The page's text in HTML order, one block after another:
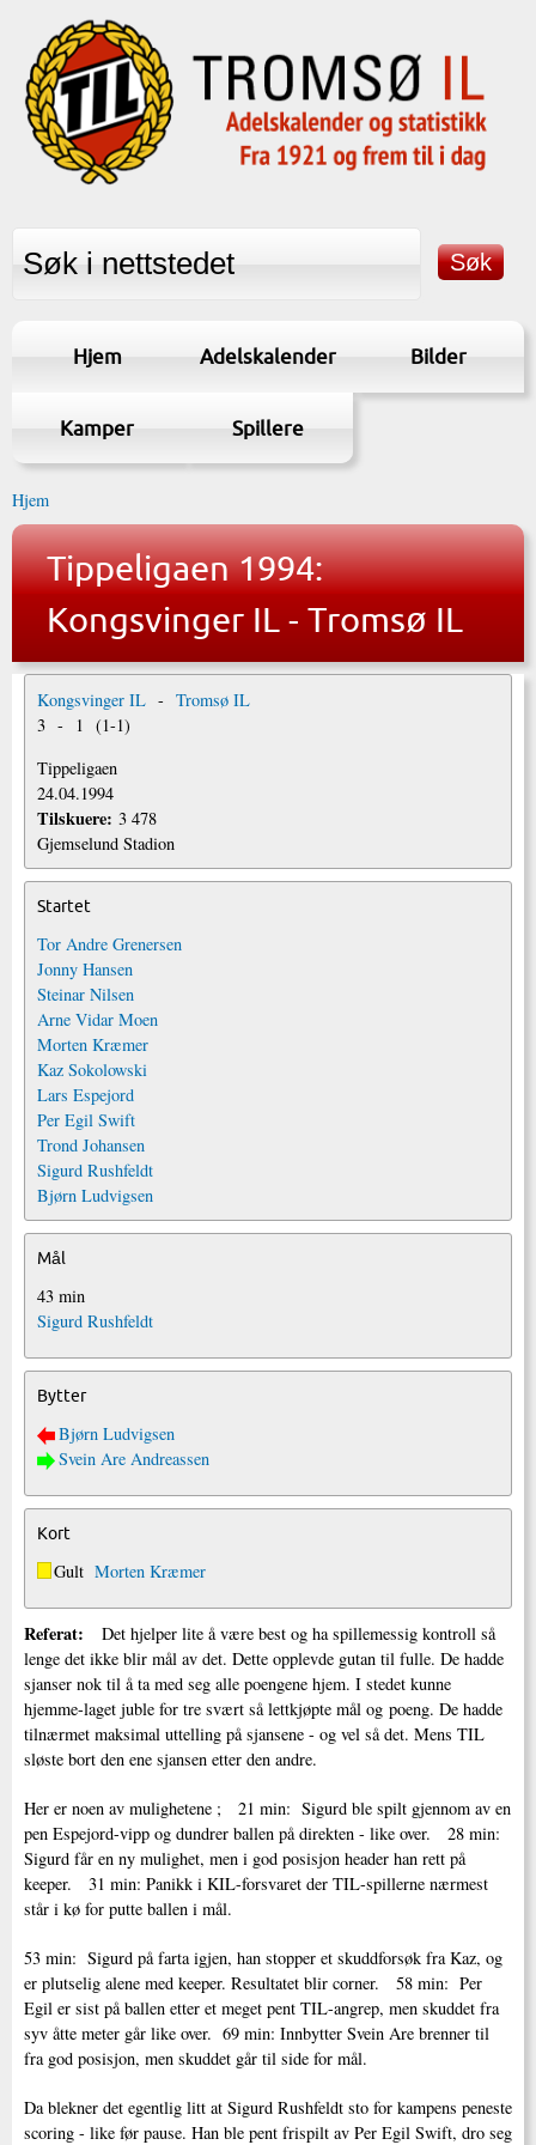
Hjem Adelskalender Bilder
Kamper Spillere
Hjem
Tippeligaen 1994:
Kongsvinger IL - Tromsø IL
Kongsvinger IL - Tromsø IL
3 - 1 (1-1)
Tippeligaen
24.04.1994
Tilskuere: 3 478
Gjemselund Stadion
Startet
Tor Andre Grenersen
Jonny Hansen
Steinar Nilsen
Arne Vidar Moen
Morten Kræmer
Kaz Sokolowski
Lars Espejord
Per Egil Swift
Trond Johansen
Sigurd Rushfeldt
Bjørn Ludvigsen
Mål
43 min
Sigurd Rushfeldt
Bytter
Bjørn Ludvigsen
Svein Are Andreassen
Kort
Gult Morten Kræmer
Referat:
Det hjelper lite å være best og ha spillemessig kontroll så
lenge det ikke blir mål av det. Dette opplevde gutan til fulle. De hadde
sjanser nok til å ta med seg alle poengene hjem. I stedet kunne
hjemme-laget juble for tre svært så lettkjøpte mål og poeng. De hadde
tilnærmet maksimal uttelling på sjansene - og vel så det. Mens TIL
sløste bort den ene sjansen etter den andre.
Her er noen av mulighetene ; 21 min: Sigurd ble spilt gjennom av en
pen Espejord-vipp og dundrer ballen på direkten - like over. 28 min:
Sigurd får en ny mulighet, men i god posisjon header han rett på
keeper. 31 min: Panikk i KIL-forsvaret der TIL-spillerne nærmest
står i kø for putte ballen i mål.
53 min: Sigurd på farta igjen, han stopper et skuddforsøk fra Kaz, og
er plutselig alene med keeper. Resultatet blir corner. 58 min: Per
Egil er sist på ballen etter et meget pent TIL-angrep, men skuddet fra
syv åtte meter går like over. 69 min: Innbytter Svein Are brenner til
fra god posisjon, men skuddet går til side for mål.
Da blekner det egentlig litt at Sigurd Rushfeldt sto for kampens peneste
scoring - like før pause. Han ble pent frispilt av Per Egil Swift, dro seg